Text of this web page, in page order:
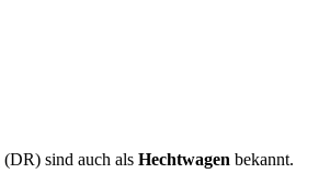
(DR) sind auch als Hechtwagen bekannt.